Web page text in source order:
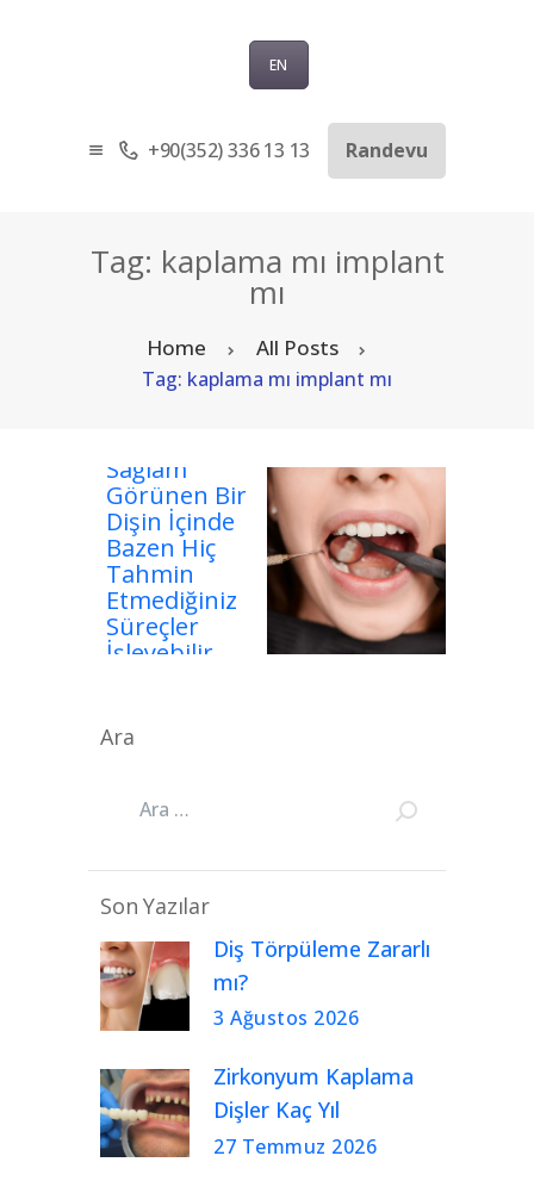
EN
+90(352) 336 13 13 Randevu
Tag: kaplama mı implant
mı
Home All Posts
Tag: kaplama mı implant mı
SAĞLIK TURIZMI
TEDAVILER
SORU-CEVAP
İLETIŞIM
Sağlam
Görünen Bir
Dişin İçinde
Bazen Hiç
Tahmin
Etmediğiniz
Süreçler
İşleyebilir
Ara
Son Yazılar
Diş Törpüleme Zararlı
mı?
3 Ağustos 2026
Zirkonyum Kaplama
Dişler Kaç Yıl
Kullanılır?
27 Temmuz 2026